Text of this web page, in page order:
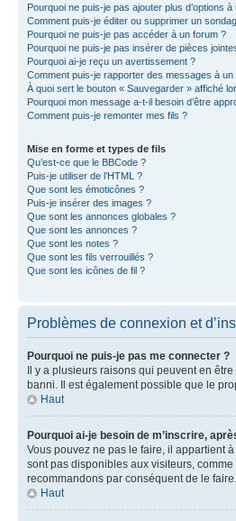
Pourquoi ne puis-je pas ajouter plus d’options
Comment puis-je éditer ou supprimer un
Pourquoi ne puis-je pas accéder à un forum ?
Pourquoi ne puis-je pas insérer de pièces
Pourquoi ai-je reçu un avertissement ?
Comment puis-je rapporter des messages à un
À quoi sert le bouton « Sauvegarder » affiché
Pourquoi mon message a-t-il besoin d’être
Comment puis-je remonter mes fils ?
Mise en forme et types de fils
Qu’est-ce que le BBCode ?
Puis-je utiliser de l’HTML ?
Que sont les émoticônes ?
Puis-je insérer des images ?
Que sont les annonces globales ?
Que sont les annonces ?
Que sont les notes ?
Que sont les fils verrouillés ?
Que sont les icônes de fil ?
Problèmes de connexion et
Pourquoi ne puis-je pas me connecter ?
Il y a plusieurs raisons qui peuvent en
banni. Il est également possible que le
Haut
Pourquoi ai-je besoin de m’inscrire,
Vous pouvez ne pas le faire, il appartient
sont pas disponibles aux visiteurs,
recommandons par conséquent de le faire.
Haut